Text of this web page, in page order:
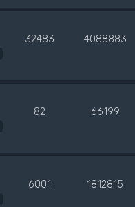
32483 4088883
82 66199
6001 1812815